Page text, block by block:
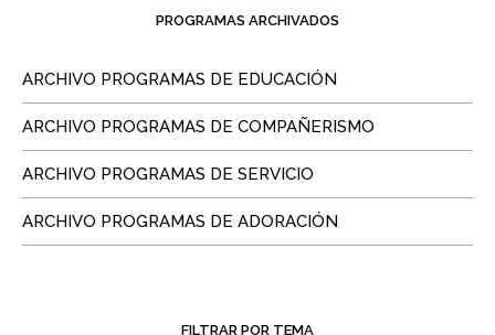
PROGRAMAS ARCHIVADOS
ARCHIVO PROGRAMAS DE EDUCACIÓN
ARCHIVO PROGRAMAS DE COMPAÑERISMO
ARCHIVO PROGRAMAS DE SERVICIO
ARCHIVO PROGRAMAS DE ADORACIÓN
FILTRAR POR TEMA